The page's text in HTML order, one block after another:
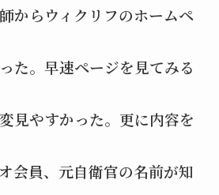
からウィクリフのホームペ
た。早速ページを見てみる
見やすかった。更に内容を
会員、元自衛官の名前が知